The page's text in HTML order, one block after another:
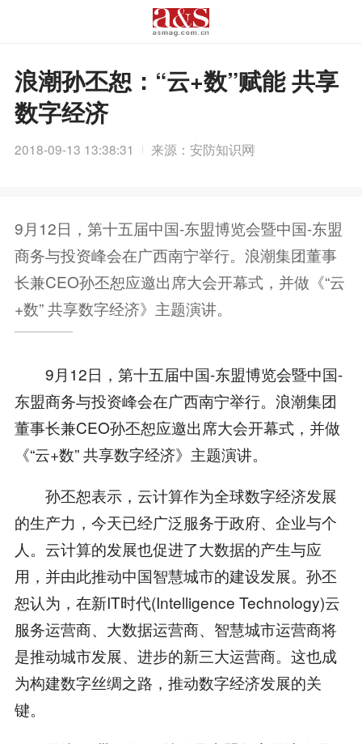
浪潮孙丕恕：“云+数”赋能 共享
数字经济
2018-09-13 13:38:31 来源：安防知识网
9月12日，第十五届中国-东盟博览会暨中国-东盟
商务与投资峰会在广西南宁举行。浪潮集团董事
长兼CEO孙丕恕应邀出席大会开幕式，并做《“云
+数” 共享数字经济》主题演讲。
9月12日，第十五届中国-东盟博览会暨中国-
东盟商务与投资峰会在广西南宁举行。浪潮集团
董事长兼CEO孙丕恕应邀出席大会开幕式，并做
《“云+数” 共享数字经济》主题演讲。
孙丕恕表示，云计算作为全球数字经济发展
的生产力，今天已经广泛服务于政府、企业与个
人。云计算的发展也促进了大数据的产生与应
用，并由此推动中国智慧城市的建设发展。孙丕
恕认为，在新IT时代(Intelligence Technology)云
服务运营商、大数据运营商、智慧城市运营商将
是推动城市发展、进步的新三大运营商。这也成
为构建数字丝绸之路，推动数字经济发展的关
键。